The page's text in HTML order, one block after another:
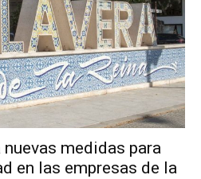
medidas para
en las empresas de la